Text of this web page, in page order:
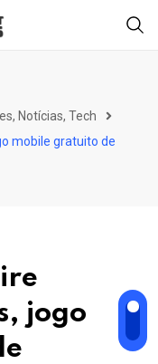
Notícias, Tech
mobile gratuito de
jogo